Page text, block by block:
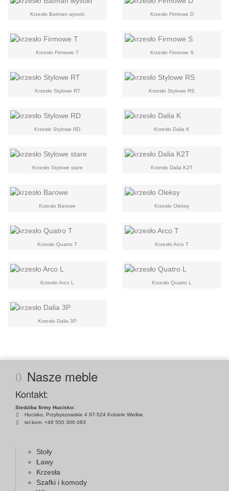
Krzesło Batman wysoki Krzesło Firmowe D
Krzesło Firmowe T Krzesło Firmowe S
Krzesło Stylowe RT Krzesło Stylowe RS
Krzesło Stylowe RD Krzesło Dalia K
Krzesło Stylowe stare Krzesło Dalia K2T
Krzesło Barowe Krzesło Oleksy
Krzesło Quatro T Krzesło Arco T
Krzesło Arco L Krzesło Quatro L
Krzesło Dalia 3P
Nasze meble
Kontakt:
Siedziba firmy Hucisko:
Hucisko, Przybyszowskie 4 97-524 Kobiele Wielkie
tel.kom. +48 500 306 083
Stoły
Ławy
Krzesła
Szafki i komody